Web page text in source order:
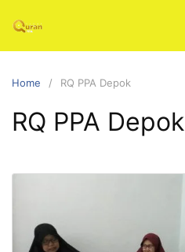
content
Home RQ PPA Depok
RQ PPA Depok